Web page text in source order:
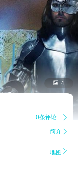
 4
0条评论 
简介 
地图 